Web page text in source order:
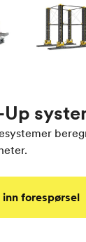
inn forespørsel